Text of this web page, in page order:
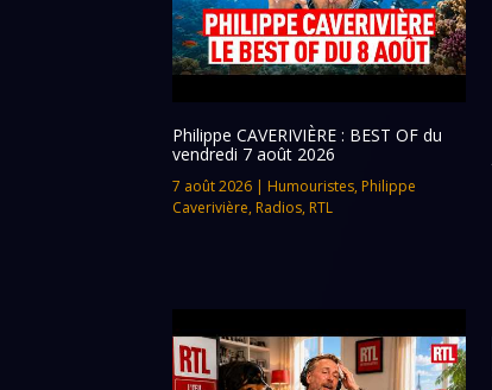
Philippe CAVERIVIÈRE : BEST OF du
vendredi 7 août 2026
7 août 2026 | Humouristes, Philippe
Caverivière, Radios, RTL